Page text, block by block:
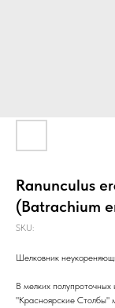
Ranunculus
(Batrachium
SKU:
Шелковник
В мелких
"Красноярские Столбы"